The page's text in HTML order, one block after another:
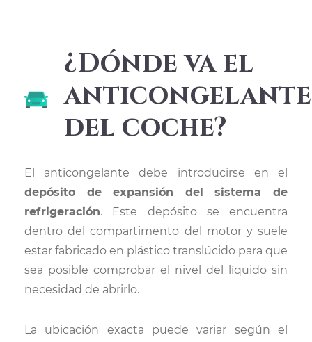
¿Dónde va el
anticongelante
del coche?
El anticongelante debe introducirse en el
depósito de expansión del sistema de
refrigeración. Este depósito se encuentra
dentro del compartimento del motor y suele
estar fabricado en plástico translúcido para que
sea posible comprobar el nivel del líquido sin
necesidad de abrirlo.
La ubicación exacta puede variar según el